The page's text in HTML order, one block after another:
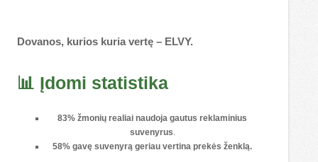
Dovanos, kurios kuria vertę – ELVY.
📊 Įdomi statistika
83% žmonių realiai naudoja gautus reklaminius
suvenyrus.
58% gavę suvenyrą geriau vertina prekės ženklą.